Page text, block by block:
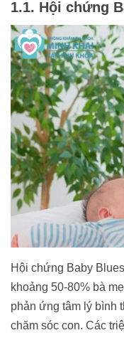
1.1. Hội chứng
Hội chứng Baby
khoảng 50-80% bà
phản ứng tâm lý bình
chăm sóc con. Các